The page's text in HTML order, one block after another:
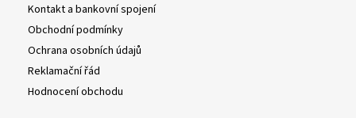
Kontakt a bankovní spojení
Obchodní podmínky
Ochrana osobních údajů
Reklamační řád
Hodnocení obchodu